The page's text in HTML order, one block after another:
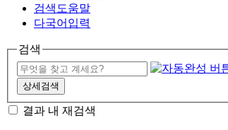
검색도움말
다국어입력
검색
상세검색
결과 내 재검색